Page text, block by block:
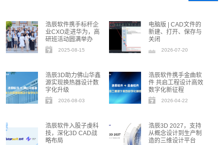
浩辰软件携手标杆企
业CXO走进华为，高
研班活动圆满举办
2025-08-15
电脑版 | CAD文件的
新建、打开、保存与
关闭
2026-07-20
浩辰3D助力佛山华鑫
源实现换热器设计数
字化升级
2026-08-03
浩辰软件携手金曲软
件 共启工程设计高效
数字化新征程
2026-04-22
浩辰软件入股子虔科
技，深化3D CAD战
略布局
浩辰3D 2027，支持
从概念设计到生产制
造的三维设计平台